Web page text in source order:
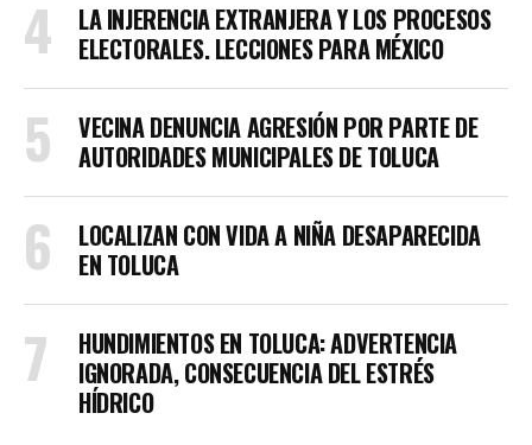
LA INJERENCIA EXTRANJERA Y LOS PROCESOS
ELECTORALES. LECCIONES PARA MÉXICO
VECINA DENUNCIA AGRESIÓN POR PARTE DE
AUTORIDADES MUNICIPALES DE TOLUCA
LOCALIZAN CON VIDA A NIÑA DESAPARECIDA
EN TOLUCA
HUNDIMIENTOS EN TOLUCA: ADVERTENCIA
IGNORADA, CONSECUENCIA DEL ESTRÉS
HÍDRICO